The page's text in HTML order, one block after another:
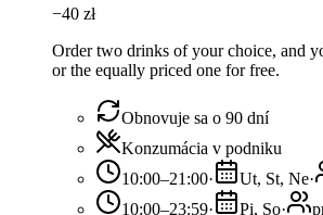
−40 zł
Order two drinks of your choice, and
or the equally priced one for free.
Obnovuje sa o 90 dní
Konzumácia v podniku
10:00–21:00· Ut, St, Ne·
10:00–23:59· Pi, So·